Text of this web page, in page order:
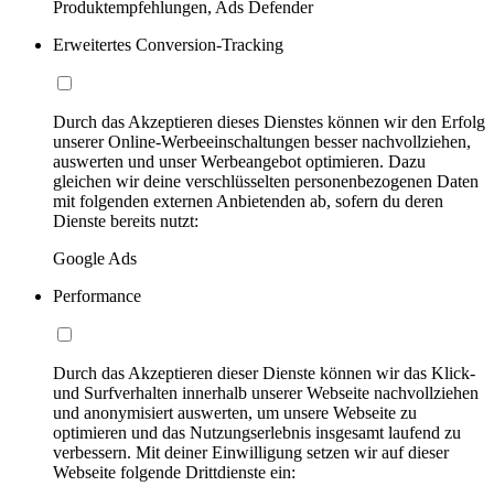
Produktempfehlungen, Ads Defender
Erweitertes Conversion-Tracking
Durch das Akzeptieren dieses Dienstes können wir den Erfolg
unserer Online-Werbeeinschaltungen besser nachvollziehen,
auswerten und unser Werbeangebot optimieren. Dazu
gleichen wir deine verschlüsselten personenbezogenen Daten
mit folgenden externen Anbietenden ab, sofern du deren
Dienste bereits nutzt:
Google Ads
Performance
Durch das Akzeptieren dieser Dienste können wir das Klick-
und Surfverhalten innerhalb unserer Webseite nachvollziehen
und anonymisiert auswerten, um unsere Webseite zu
optimieren und das Nutzungserlebnis insgesamt laufend zu
verbessern. Mit deiner Einwilligung setzen wir auf dieser
Webseite folgende Drittdienste ein: